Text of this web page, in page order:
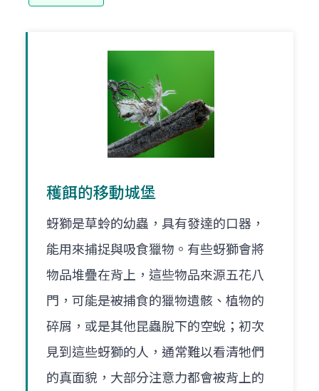
穫餌的移動城堡
蚜獅是草蛉的幼蟲，具有發達的口器，
能用來捕捉與吸食獵物。有些蚜獅會將
物品堆疊在背上，這些物品來源五花八
門，可能是被捕食的獵物遺骸、植物的
碎屑，或是其他昆蟲脫下的空蛻；初次
見到這些蚜獅的人，通常難以看清牠們
的真面貌，大部分注意力都會被背上的